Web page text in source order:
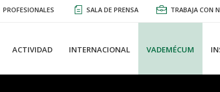
PROFESIONALES SALA DE PRENSA TRABAJA CON
ACTIVIDAD INTERNACIONAL VADEMÉCUM